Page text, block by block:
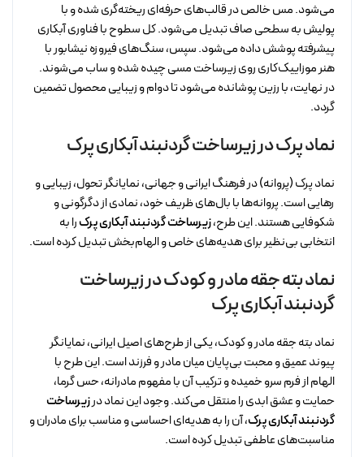
می‌شود. مس خالص در قالب‌های حرفه‌ای ریخته‌گری شده و با
پولیش به سطحی صاف تبدیل می‌شود. کل سطوح با فناوری آبکاری
پیشرفته پوشش داده می‌شود. سپس، سنگ‌های فیروزه نیشابور با
هنر موزاییک‌کاری روی زیرساخت مسی چیده شده و ساب می‌شوند.
در نهایت، با رزین پوشانده می‌شود تا دوام و زیبایی محصول تضمین
گردد.
نماد پرک در زیرساخت گردنبند آبکاری پرک
نماد پرک (پروانه) در فرهنگ ایرانی و جهانی، نمایانگر تحول، زیبایی و
رهایی است. پروانه‌ها با بال‌های ظریف خود، نمادی از دگرگونی و
شکوفایی هستند. این طرح،زیرساخت گردنبند آبکاری پرکرا به
انتخابی بی‌نظیر برای هدیه‌های خاص و الهام‌بخش تبدیل کرده است.
نماد بته جقه مادر و کودک در زیرساخت
گردنبند آبکاری پرک
نماد بته جقه مادر و کودک، یکی از طرح‌های اصیل ایرانی، نمایانگر
پیوند عمیق و محبت بی‌پایان میان مادر و فرزند است. این طرح با
الهام از فرم سرو خمیده و ترکیب آن با مفهوم مادرانه، حس گرما،
حمایت و عشق ابدی را منتقل می‌کند. وجود این نماد درزیرساخت
گردنبند آبکاری پرک، آن را به هدیه‌ای احساسی و مناسب برای مادران و
مناسبت‌های عاطفی تبدیل کرده است.